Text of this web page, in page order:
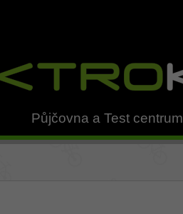
Půjčovna a Test centrum